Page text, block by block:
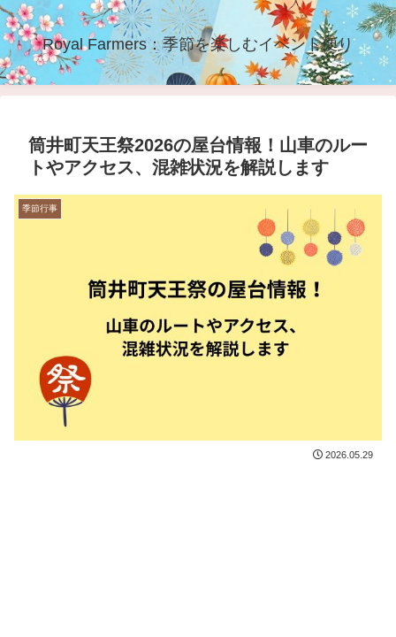
Royal Farmers：季節を楽しむイベント便り
筒井町天王祭2026の屋台情報！山車のルー
トやアクセス、混雑状況を解説します
季節行事
2026.05.29